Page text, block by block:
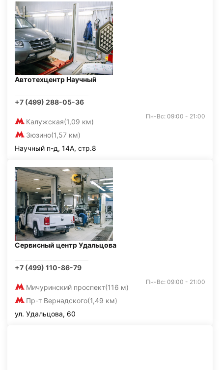
Автотехцентр Научный
+7 (499) 288-05-36
Калужская(1,09 км)
Зюзино(1,57 км)
Пн-Вс: 09:00 - 21:00
Научный п-д, 14А, стр.8
Сервисный центр Удальцова
+7 (499) 110-86-79
Мичуринский проспект(116 м)
Пр-т Вернадского(1,49 км)
Пн-Вс: 09:00 - 21:00
ул. Удальцова, 60